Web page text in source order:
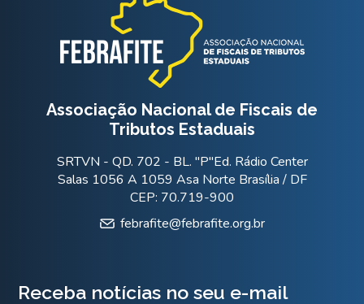
Associação Nacional de Fiscais de
Tributos Estaduais
SRTVN - QD. 702 - BL. "P"Ed. Rádio Center
Salas 1056 A 1059 Asa Norte Brasília / DF
CEP: 70.719-900
febrafite@febrafite.org.br
Receba notícias no seu e-mail